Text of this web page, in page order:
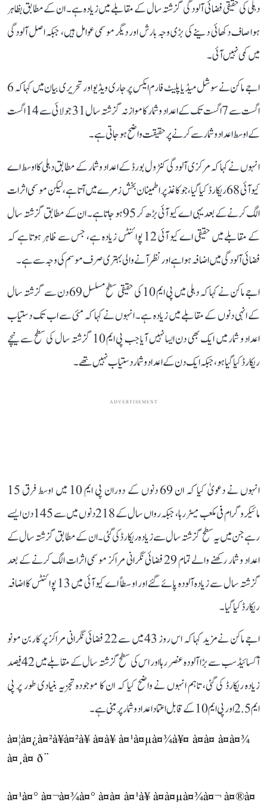
دہلی کی حقیقی فضائی آلودگی گزشتہ سال کے مقابلے میں زیادہ ہے۔ ان کے مطابق بظاہر
ہوا صاف دکھائی دینے کی بڑی وجہ بارش اور دیگر موسمی عوامل ہیں، جبکہ اصل آلودگی
میں کمی نہیں آئی۔
اجے ماکن نے سوشل میڈیا پلیٹ فارم ایکس پر جاری ویڈیو اور تحریری بیان میں کہا کہ 6
اگست سے 7 اگست تک کے اعداد و شمار کا موازنہ گزشتہ سال 31 جولائی سے 14 اگست
کے اوسط اعداد و شمار سے کرنے پر حقیقت واضح ہو جاتی ہے۔
انہوں نے کہا کہ مرکزی آلودگی کنٹرول بورڈ کے اعداد و شمار کے مطابق دہلی کا اوسط اے
کیو آئی 68 ریکارڈ کیا گیا، جو کاغذ پر اطمینان بخش زمرے میں آتا ہے، لیکن موسمی اثرات
الگ کرنے کے بعد یہی اے کیو آئی بڑھ کر 95 ہو جاتا ہے۔ ان کے مطابق گزشتہ سال
کے مقابلے میں حقیقی اے کیو آئی 12 پوائنٹس زیادہ ہے، جس سے ظاہر ہوتا ہے کہ
فضائی آلودگی میں اضافہ ہوا ہے اور نظر آنے والی بہتری صرف موسم کی وجہ سے ہے۔
اجے ماکن نے کہا کہ دہلی میں پی ایم 10 کی حقیقی سطح مسلسل 69 دن سے گزشتہ سال
کے انہی دنوں کے مقابلے میں زیادہ ہے۔ انہوں نے کہا کہ مئی سے اب تک دستیاب
اعداد و شمار میں ایک بھی دن ایسا نہیں آیا جب پی ایم 10 گزشتہ سال کی سطح سے نیچے
ریکارڈ کیا گیا ہو، جبکہ ایک دن کے اعداد و شمار دستیاب نہیں تھے۔
ADVERTISEMENT
انہوں نے دعویٰ کیا کہ ان 69 دنوں کے دوران پی ایم 10 میں اوسط فرق 15
مائیکروگرام فی مکعب میٹر رہا، جبکہ رواں سال کے 218 دنوں میں سے 145 دن ایسے
رہے جن میں یہ سطح گزشتہ سال سے زیادہ ریکارڈ کی گئی۔ ان کے مطابق گزشتہ سال کے
اعداد و شمار رکھنے والے تمام 29 فضائی نگرانی مراکز موسمی اثرات الگ کرنے کے بعد
گزشتہ سال سے زیادہ آلودہ پائے گئے اور اوسطاً اے کیو آئی میں 13 پوائنٹس کا اضافہ
ریکارڈ کیا گیا۔
اجے ماکن نے مزید کہا کہ اس روز 43 میں سے 22 فضائی نگرانی مراکز پر کاربن مونو
آکسائیڈ سب سے بڑا آلودہ عنصر رہا اور اس کی سطح گزشتہ سال کے مقابلے میں 42 فیصد
زیادہ ریکارڈ کی گئی، تاہم انہوں نے واضح کیا کہ ان کا موجودہ تجزیہ بنیادی طور پر پی
ایم 2.5 اور پی ایم 10 کے قابل اعتماد اعداد و شمار پر مبنی ہے۔
à¤¦à¤¿à¤²à¥à¤²à¥ à¤à¥ à¤¹à¤µà¤¾à¥¤ à¤à¤ à¤à¤¾
à¤¸à¤ ð¨
à¤¹à¤° à¤¬à¤¾à¤° à¤à¤ à¤¹à¥ à¤à¤µà¤¾à¤¬ à¤®à¤